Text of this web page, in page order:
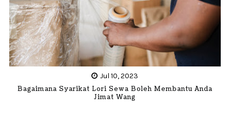
Jul 10, 2023
Bagaimana Syarikat Lori Sewa Boleh Membantu Anda
Jimat Wang